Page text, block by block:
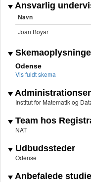
Ansvarlig
Navn
Joan Boyar
Odense
Vis fuldt skema
Institut for Matematik og
Team hos
NAT
Udbudssteder
Odense
Anbefalede